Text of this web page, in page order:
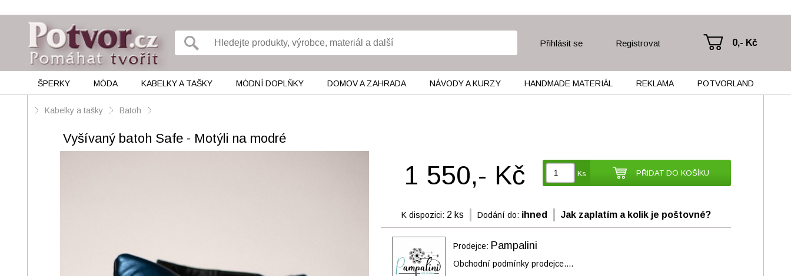
Přihlásit se Registrovat 0,- Kč
ŠPERKY MÓDA KABELKY A TAŠKY MÓDNÍ DOPLŇKY DOMOV A ZAHRADA NÁVODY A KURZY HANDMADE MATERIÁL REKLAMA POTVORLAND
Kabelky a tašky Batoh
Vyšívaný batoh Safe - Motýli na modré
1 550,- Kč Ks PŘIDAT DO KOŠÍKU
K dispozici: 2 ks Dodání do: ihned Jak zaplatím a kolik je poštovné?
Prodejce: Pampalini
Obchodní podmínky prodejce....